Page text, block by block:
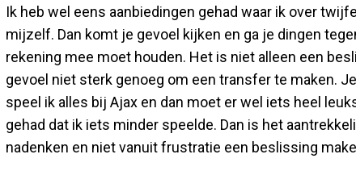
Ik heb wel eens aanbiedingen gehad waar ik over
mijzelf. Dan komt je gevoel kijken en ga je dingen
rekening mee moet houden. Het is niet alleen een
gevoel niet sterk genoeg om een transfer te maken.
speel ik alles bij Ajax en dan moet er wel iets heel
gehad dat ik iets minder speelde. Dan is het
nadenken en niet vanuit frustratie een beslissing